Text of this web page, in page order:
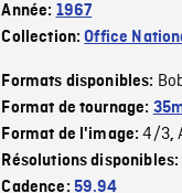
Année: 1967
Collection:Office
Formats disponibles:
Format de tournage:
Format de l'image:4/3,
Résolutions disponibles:
Cadence: 59.94